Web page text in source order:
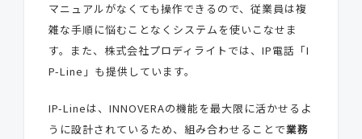
マニュアルがなくても操作できるので、従業員は複
雑な手順に悩むことなくシステムを使いこなせま
す。また、株式会社プロディライトでは、IP電話「I
P-Line」も提供しています。
IP-Lineは、INNOVERAの機能を最大限に活かせるよ
うに設計されているため、組み合わせることで業務